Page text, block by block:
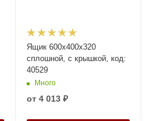
Ящик 600х400х320
сплошной, с крышкой, код:
40529
Много
от 4 013 ₽